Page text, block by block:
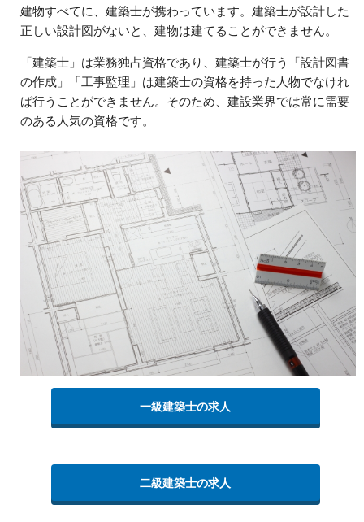
建物すべてに、建築士が携わっています。建築士が設計した
正しい設計図がないと、建物は建てることができません。
「建築士」は業務独占資格であり、建築士が行う「設計図書
の作成」「工事監理」は建築士の資格を持った人物でなけれ
ば行うことができません。そのため、建設業界では常に需要
のある人気の資格です。
一級建築士の求人
二級建築士の求人